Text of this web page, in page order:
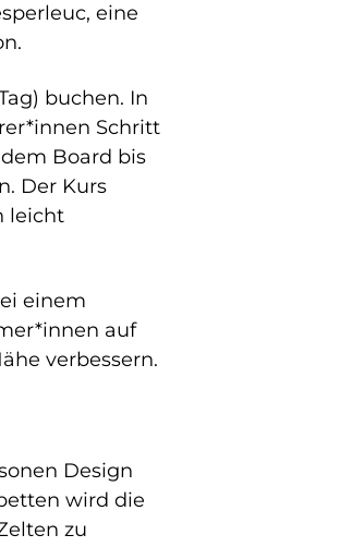
eine
buchen. In
Schritt
Board bis
Der Kurs
leicht
einem
auf
verbessern.
Design
wird die
zu